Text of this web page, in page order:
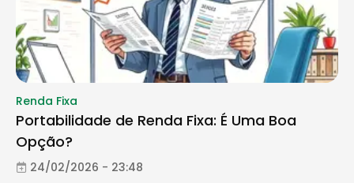
Renda Fixa
Portabilidade de Renda Fixa: É Uma Boa
Opção?
24/02/2026 - 23:48